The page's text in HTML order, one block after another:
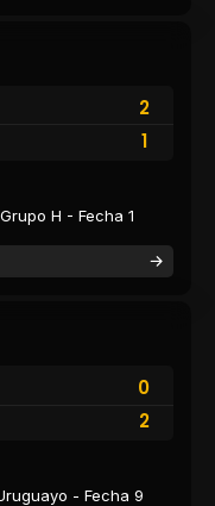
2
1
H - Fecha 1
0
2
- Fecha 9